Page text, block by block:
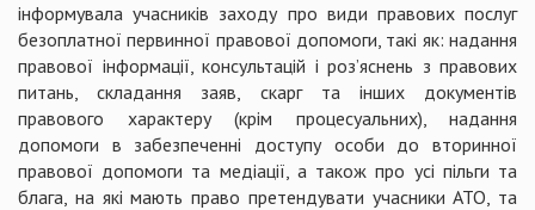
інформувала учасників заходу про види правових послуг
безоплатної первинної правової допомоги, такі як: надання
правової інформації, консультацій і роз’яснень з правових
питань, складання заяв, скарг та інших документів
правового характеру (крім процесуальних), надання
допомоги в забезпеченні доступу особи до вторинної
правової допомоги та медіації, а також про усі пільги та
блага, на які мають право претендувати учасники АТО, та